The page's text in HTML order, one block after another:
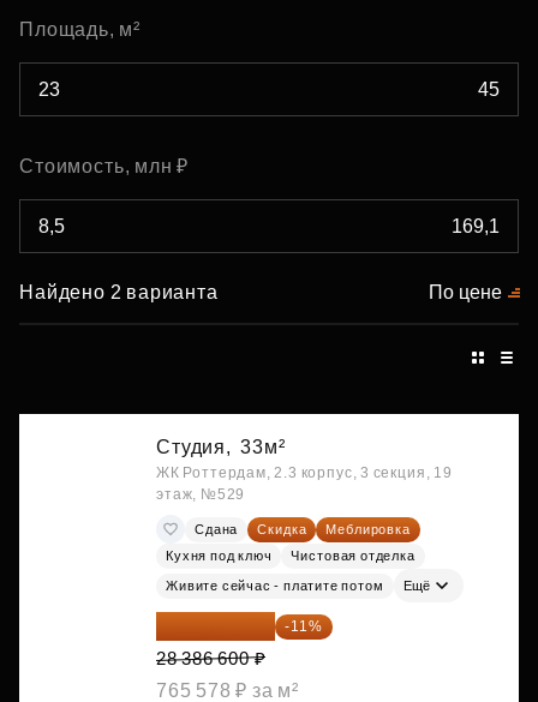
Площадь, м²
Стоимость, млн ₽
Найдено 2 варианта По цене
Студия, 33м²
ЖК Роттердам, 2.3 корпус, 3 секция, 19
этаж, №529
Сдана Скидка
Меблировка
Кухня под ключ
Чистовая отделка
Живите сейчас - платите потом Ещё
25 264 074 ₽ -11%
28 386 600 ₽
765 578 ₽ за м²